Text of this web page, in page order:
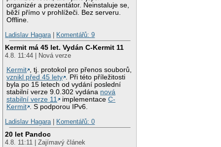
organizér a prezentátor. Neinstaluje se,
běží přímo v prohlížeči. Bez serveru.
Offline.
Ladislav Hagara | Komentářů: 9
Kermit má 45 let. Vydán C-Kermit 11
4.8. 11:44 | Nová verze
Kermit , tj. protokol pro přenos souborů,
vznikl před 45 lety . Při této příležitosti
byla po 15 letech od vydání poslední
stabilní verze 9.0.302 vydána nová
stabilní verze 11
implementaceC-
Kermit . S podporou IPv6.
Ladislav Hagara | Komentářů: 0
20 let Pandoc
4.8. 11:11 | Zajímavý článek